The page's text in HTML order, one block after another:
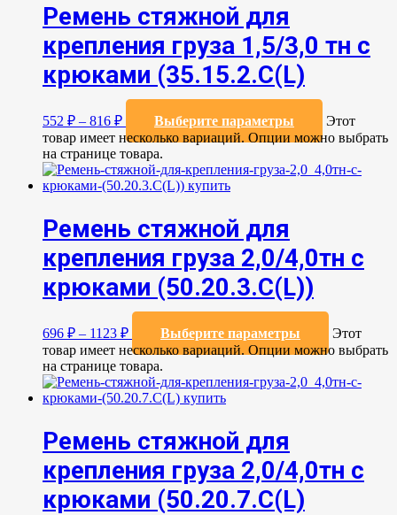
Ремень стяжной для
крепления груза 1,5/3,0 тн с
крюками (35.15.2.С(L)
552 ₽ – 816 ₽ Выберите параметры
Этот
товар имеет несколько вариаций. Опции можно выбрать
на странице товара.
Ремень стяжной для
крепления груза 2,0/4,0тн с
крюками (50.20.3.C(L))
696 ₽ – 1123 ₽ Выберите параметры
Этот
товар имеет несколько вариаций. Опции можно выбрать
на странице товара.
Ремень стяжной для
крепления груза 2,0/4,0тн с
крюками (50.20.7.C(L)